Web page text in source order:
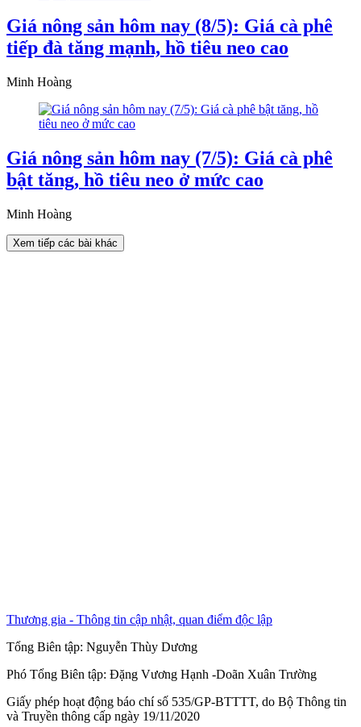
Giá nông sản hôm nay (8/5): Giá cà phê
tiếp đà tăng mạnh, hồ tiêu neo cao
Minh Hoàng
Giá nông sản hôm nay (7/5): Giá cà phê
bật tăng, hồ tiêu neo ở mức cao
Minh Hoàng
Xem tiếp các bài khác
Thương gia - Thông tin cập nhật, quan điểm độc lập
Tổng Biên tập: Nguyễn Thùy Dương
Phó Tổng Biên tập: Đặng Vương Hạnh -Doãn Xuân Trường
Giấy phép hoạt động báo chí số 535/GP-BTTTT, do Bộ Thông tin
và Truyền thông cấp ngày 19/11/2020